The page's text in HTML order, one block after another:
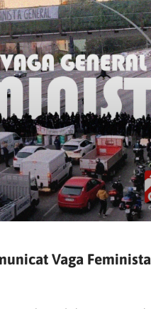
Vaga Feminista